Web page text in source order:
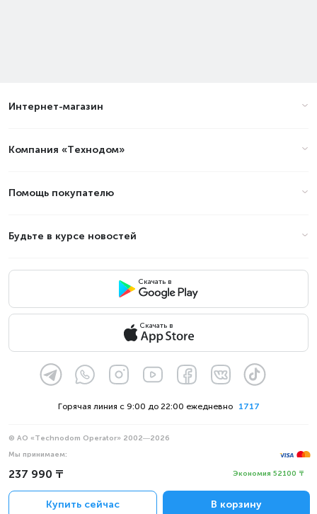
237 990 ₸ Экономия 52100 ₸
Купить сейчас В корзину
Интернет-магазин
Компания «Технодом»
Помощь покупателю
Будьте в курсе новостей
Скачать в
Скачать в
1717
Горячая линия с 9:00 до 22:00 ежедневно
© АО «Technodom Operator» 2002—2026
Мы принимаем:
Официальное уведомление